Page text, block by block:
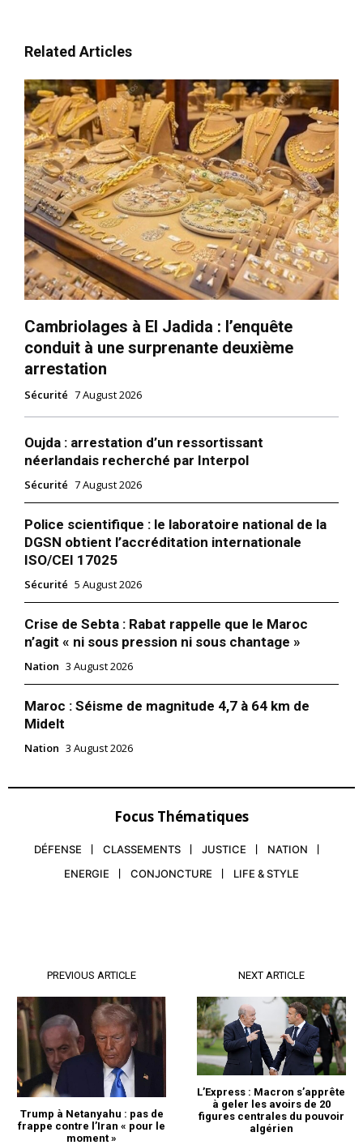
Related Articles
Cambriolages à El Jadida : l’enquête
conduit à une surprenante deuxième
arrestation
Sécurité 7 August 2026
Oujda : arrestation d’un ressortissant
néerlandais recherché par Interpol
Sécurité 7 August 2026
Police scientifique : le laboratoire national de la
DGSN obtient l’accréditation internationale
ISO/CEI 17025
Sécurité 5 August 2026
Crise de Sebta : Rabat rappelle que le Maroc
n’agit « ni sous pression ni sous chantage »
Nation 3 August 2026
Maroc : Séisme de magnitude 4,7 à 64 km de
Midelt
Nation 3 August 2026
Focus Thématiques
DÉFENSE CLASSEMENTS JUSTICE
NATION
ENERGIE
CONJONCTURE LIFE & STYLE
PREVIOUS ARTICLE
Trump à Netanyahu : pas de
frappe contre l’Iran « pour le
moment »
NEXT ARTICLE
L’Express : Macron s’apprête
à geler les avoirs de 20
figures centrales du pouvoir
algérien